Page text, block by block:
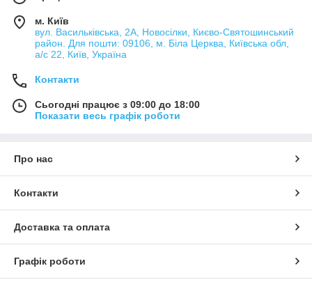
м. Київ
вул. Васильківська, 2А, Новосілки, Києво-Святошинський
район. Для пошти: 09106, м. Біла Церква, Київська обл,
а/с 22, Київ, Україна
Контакти
Сьогодні працює з 09:00 до 18:00
Показати весь графік роботи
Про нас
Контакти
Доставка та оплата
Графік роботи